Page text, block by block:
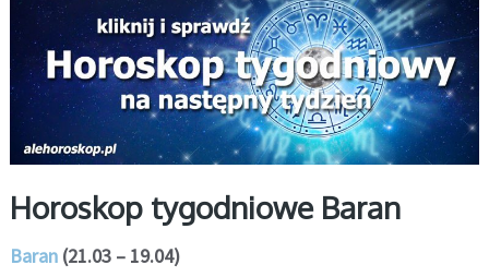
Horoskop tygodniowe Baran
Baran(21.03 – 19.04)